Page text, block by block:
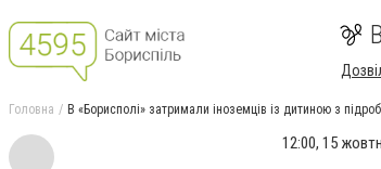
Головна В «Борисполі» затримали іноземців із дитиною з
12:00, 15